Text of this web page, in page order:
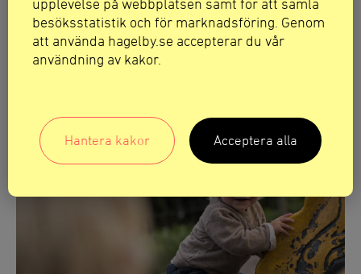
Upptäck mer
upplevelse på webbplatsen samt för att samla
besöksstatistik och för marknadsföring. Genom
att använda hagelby.se accepterar du vår
användning av kakor.
Hantera kakor Acceptera alla